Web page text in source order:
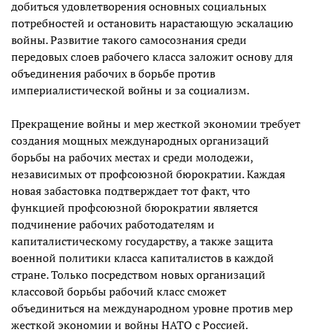
добиться удовлетворения основных социальных
потребностей и остановить нарастающую эскалацию
войны. Развитие такого самосознания среди
передовых слоев рабочего класса заложит основу для
объединения рабочих в борьбе против
империалистической войны и за социализм.
Прекращение войны и мер жесткой экономии требует
создания мощных международных организаций
борьбы на рабочих местах и среди молодежи,
независимых от профсоюзной бюрократии. Каждая
новая забастовка подтверждает тот факт, что
функцией профсоюзной бюрократии является
подчинение рабочих работодателям и
капиталистическому государству, а также защита
военной политики класса капиталистов в каждой
стране. Только посредством новых организаций
классовой борьбы рабочий класс сможет
объединиться на международном уровне против мер
жесткой экономии и войны НАТО с Россией.